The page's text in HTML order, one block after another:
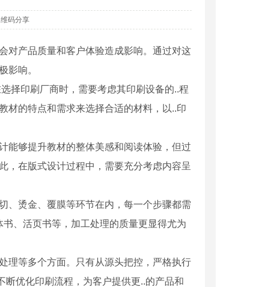
码分享
对产品质量和客户体验造成影响。通过对这
影响。
择印刷厂商时，需要考虑其印刷设备的..程
材的特点和需求来选择合适的材料，以..印
能够提升教材的整体美感和阅读体验，但过
，在版式设计过程中，需要充分考虑内容呈
、烫金、覆膜等环节在内，每一个步骤都需
、活页书等，加工处理的质量更显得尤为
理等多个方面。只有从源头把控，严格执行
优化印刷流程，为客户提供更..的产品和